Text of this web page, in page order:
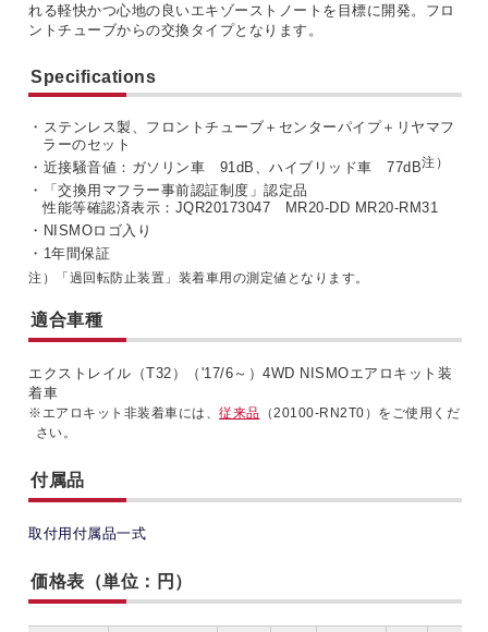
れる軽快かつ心地の良いエキゾーストノートを目標に開発。フロ
ントチューブからの交換タイプとなります。
Specifications
・ステンレス製、フロントチューブ＋センターパイプ＋リヤマフ
ラーのセット
・近接騒音値：ガソリン車 91dB、ハイブリッド車 77dB注）
・「交換用マフラー事前認証制度」認定品
性能等確認済表示：JQR20173047 MR20-DD MR20-RM31
・NISMOロゴ入り
・1年間保証
注）「過回転防止装置」装着車用の測定値となります。
適合車種
エクストレイル（T32）（'17/6～）4WD NISMOエアロキット装
着車
※エアロキット非装着車には、 従来品 （20100-RN2T0）をご使用くだ
さい。
付属品
取付用付属品一式
価格表（単位：円）